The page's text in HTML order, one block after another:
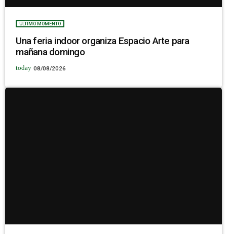
ULTIMO MOMENTO
Una feria indoor organiza Espacio Arte para
mañana domingo
today 08/08/2026